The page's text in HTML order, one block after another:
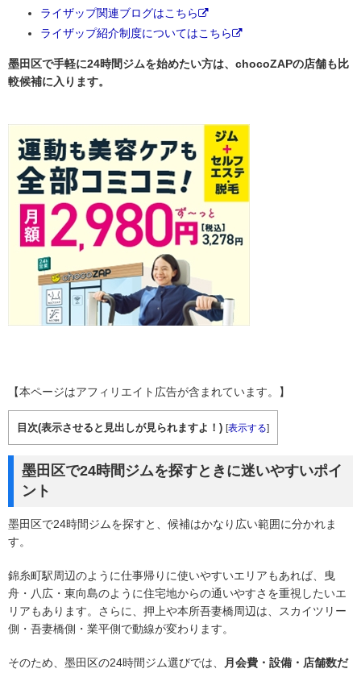
ライザップ関連ブログはこちら
ライザップ紹介制度についてはこちら
墨田区で手軽に24時間ジムを始めたい方は、chocoZAPの店舗も比
較候補に入ります。
【本ページはアフィリエイト広告が含まれています。】
目次(表示させると見出しが見られますよ！) [表示する]
墨田区で24時間ジムを探すときに迷いやすいポイ
ント
墨田区で24時間ジムを探すと、候補はかなり広い範囲に分かれま
す。
錦糸町駅周辺のように仕事帰りに使いやすいエリアもあれば、曳
舟・八広・東向島のように住宅地からの通いやすさを重視したいエ
リアもあります。さらに、押上や本所吾妻橋周辺は、スカイツリー
側・吾妻橋側・業平側で動線が変わります。
そのため、墨田区の24時間ジム選びでは、
月会費・設備・店舗数だ